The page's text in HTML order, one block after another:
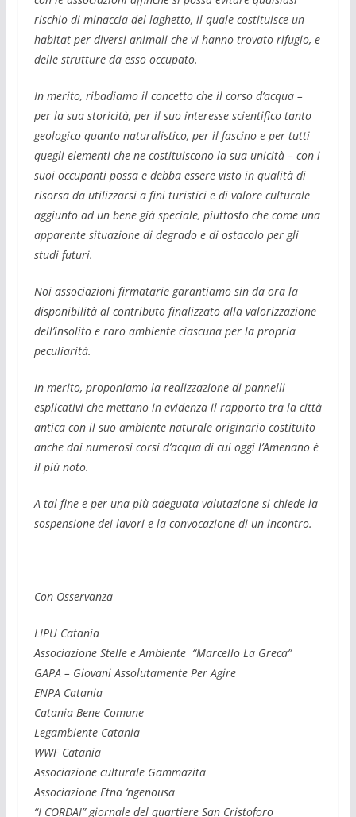
rischio di minaccia del laghetto, il quale costituisce un
habitat per diversi animali che vi hanno trovato rifugio, e
delle strutture da esso occupato.
In merito, ribadiamo il concetto che il corso d’acqua –
per la sua storicità, per il suo interesse scientifico tanto
geologico quanto naturalistico, per il fascino e per tutti
quegli elementi che ne costituiscono la sua unicità – con i
suoi occupanti possa e debba essere visto in qualità di
risorsa da utilizzarsi a fini turistici e di valore culturale
aggiunto ad un bene già speciale, piuttosto che come una
apparente situazione di degrado e di ostacolo per gli
studi futuri.
Noi associazioni firmatarie garantiamo sin da ora la
disponibilità al contributo finalizzato alla valorizzazione
dell’insolito e raro ambiente ciascuna per la propria
peculiarità.
In merito, proponiamo la realizzazione di pannelli
esplicativi che mettano in evidenza il rapporto tra la città
antica con il suo ambiente naturale originario costituito
anche dai numerosi corsi d’acqua di cui oggi l’Amenano è
il più noto.
A tal fine e per una più adeguata valutazione si chiede la
sospensione dei lavori e la convocazione di un incontro.
Con Osservanza
LIPU Catania
Associazione Stelle e Ambiente “Marcello La Greca”
GAPA – Giovani Assolutamente Per Agire
ENPA Catania
Catania Bene Comune
Legambiente Catania
WWF Catania
Associazione culturale Gammazita
Associazione Etna ‘ngenousa
“I CORDAI” giornale del quartiere San Cristoforo